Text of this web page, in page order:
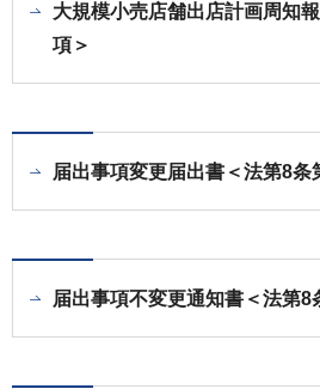
大規模小売店舗出店計画周知
項＞
届出事項変更届出書＜法第8条
届出事項不変更通知書＜法第8